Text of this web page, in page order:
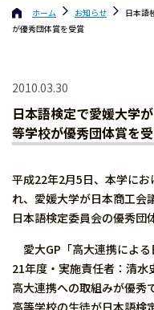
ホーム お知らせ
日本語
が優秀団体賞を受賞
2010.03.30
日本語検定で愛媛大学
等学校が優秀団体賞を
平成22年2月5日、本学に
れ、愛媛大学が日本商工会
日本語検定委員会の優秀団
愛大GP「高大連携による
21年度・実施責任者：清
高大連携への取組みが優秀
高等学校の生徒が日本語検